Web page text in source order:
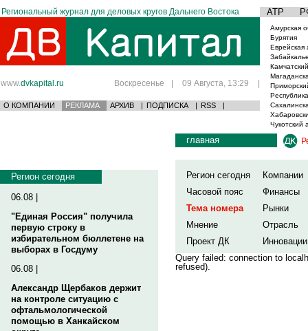
Региональный журнал для деловых кругов Дальнего Востока АТР
www.dvkapital.ru Воскресенье | 09 Августа, 13:29 |
О КОМПАНИИ РЕКЛАМА АРХИВ | ПОДПИСКА | RSS |
Амурская
Бурятия
Еврейская
Чукотский
Регион сегодня
06.08 |
"Единая Россия" получила
первую строку в
избирательном бюллетене на
выборах в Госдуму
06.08 |
Александр Щербаков держит
на контроле ситуацию с
офтальмологической
помощью в Ханкайском
главная
Регион сегодня
Компании
Часовой пояс
Финансы
Тема номера
Рынки
Мнение
Отрасль
Проект ДК
Инновации
Query failed: connection to
refused).